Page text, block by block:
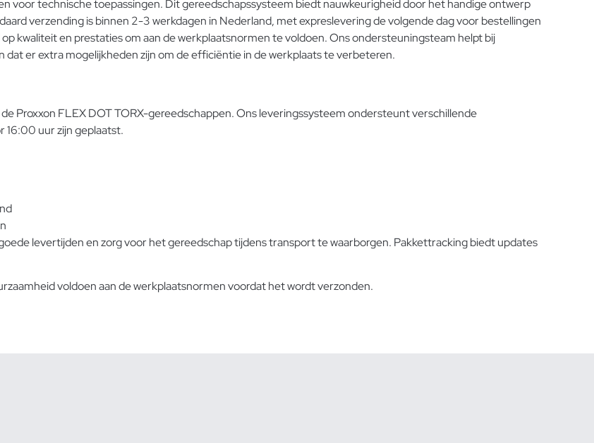
voor technische toepassingen. Dit gereedschapssysteem biedt nauwkeurigheid door het handige ontwerp
verzending is binnen 2-3 werkdagen in Nederland, met expreslevering de volgende dag voor bestellingen
kwaliteit en prestaties om aan de werkplaatsnormen te voldoen. Ons ondersteuningsteam helpt bij
er extra mogelijkheden zijn om de efficiëntie in de werkplaats te verbeteren.
Proxxon FLEX DOT TORX-gereedschappen. Ons leveringssysteem ondersteunt verschillende
16:00 uur zijn geplaatst.
levertijden en zorg voor het gereedschap tijdens transport te waarborgen. Pakkettracking biedt updates
voldoen aan de werkplaatsnormen voordat het wordt verzonden.